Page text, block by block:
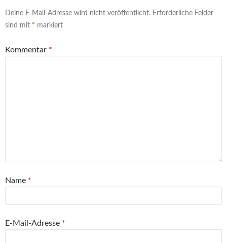
Deine E-Mail-Adresse wird nicht veröffentlicht. Erforderliche Felder
sind mit * markiert
Kommentar *
Name *
E-Mail-Adresse *